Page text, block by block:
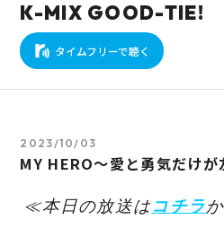
K-MIX GOOD-TIE!
タイムフリーで聴く
2023/10/03
MY HERO～愛と勇気だけが
≪本日の放送はコチラ